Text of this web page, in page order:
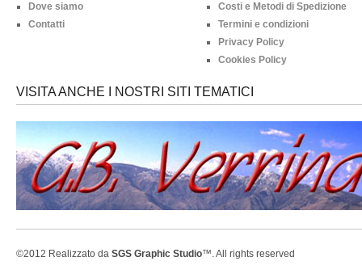
Dove siamo
Contatti
Costi e Metodi di Spedizione
Termini e condizioni
Privacy Policy
Cookies Policy
VISITA ANCHE I NOSTRI SITI TEMATICI
©2012 Realizzato da SGS Graphic Studio™. All rights reserved